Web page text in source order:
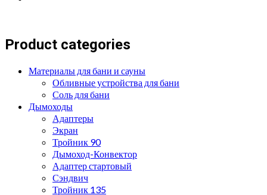
Product categories
Материалы для бани и сауны
Обливные устройства для бани
Соль для бани
Дымоходы
Адаптеры
Экран
Тройник 90
Дымоход-Конвектор
Адаптер стартовый
Сэндвич
Тройник 135